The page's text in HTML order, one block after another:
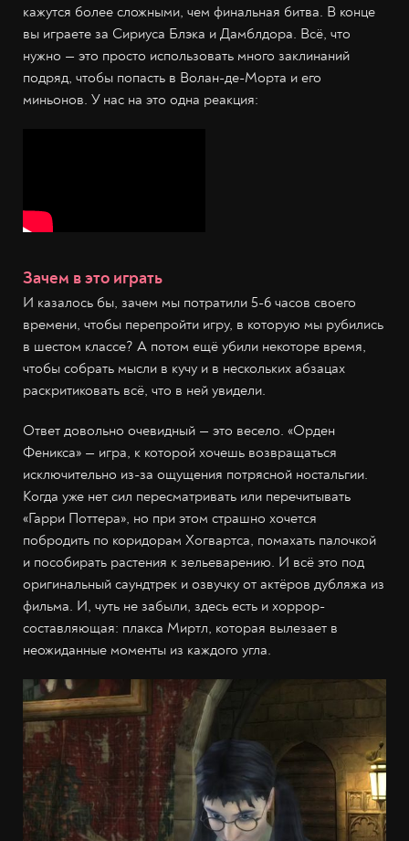
кажутся более сложными, чем финальная битва. В конце
вы играете за Сириуса Блэка и Дамблдора. Всё, что
нужно — это просто использовать много заклинаний
подряд, чтобы попасть в Волан-де-Морта и его
миньонов. У нас на это одна реакция:
Зачем в это играть
И казалось бы, зачем мы потратили 5-6 часов своего
времени, чтобы перепройти игру, в которую мы рубились
в шестом классе? А потом ещё убили некоторе время,
чтобы собрать мысли в кучу и в нескольких абзацах
раскритиковать всё, что в ней увидели.
Ответ довольно очевидный — это весело. «Орден
Феникса» — игра, к которой хочешь возвращаться
исключительно из-за ощущения потрясной ностальгии.
Когда уже нет сил пересматривать или перечитывать
«Гарри Поттера», но при этом страшно хочется
побродить по коридорам Хогвартса, помахать палочкой
и пособирать растения к зельеварению. И всё это под
оригинальный саундтрек и озвучку от актёров дубляжа из
фильма. И, чуть не забыли, здесь есть и хоррор-
составляющая: плакса Миртл, которая вылезает в
неожиданные моменты из каждого угла.